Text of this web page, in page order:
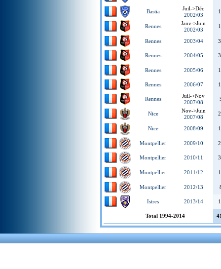
Bastia
Juil->Déc
2002/03
Rennes
Janv->Juin
2002/03
Rennes 2003/04
Rennes 2004/05
Rennes 2005/06
Rennes 2006/07
Rennes
Juil->Nov
2007/08
Nice
Nov->Juin
2007/08
Nice 2008/09
Montpellier 2009/10
Montpellier 2010/11
Montpellier 2011/12
Montpellier 2012/13
Istres 2013/14
Total 1994-2014